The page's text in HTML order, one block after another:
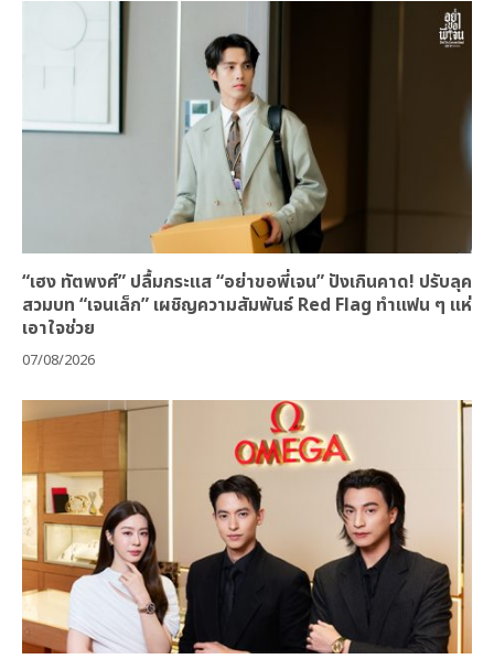
“เฮง ทัตพงศ์” ปลื้มกระแส “อย่าขอพี่เจน” ปังเกินคาด! ปรับลุค
สวมบท “เจนเล็ก” เผชิญความสัมพันธ์ Red Flag ทำแฟน ๆ แห่
เอาใจช่วย
07/08/2026